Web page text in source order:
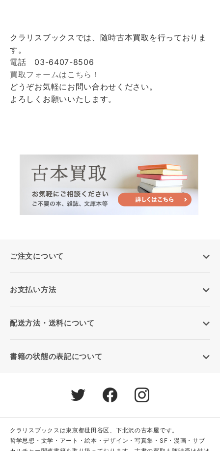
クラリスブックスでは、随時古本買取を行っておりま
す。
電話 03-6407-8506
買取フォームはこちら！
どうぞお気軽にお問い合わせください。
よろしくお願いいたします。
ご注文について
お支払い方法
配送方法・送料について
書籍の状態の表記について
クラリスブックスは東京都世田谷区、下北沢の古本屋です。
哲学思想・文学・アート・絵本・デザイン・写真集・SF・漫画・サブ